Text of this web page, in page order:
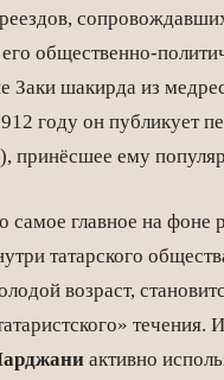
общественно-
Заки шакирда из
году он публикует
принёсшее ему
самое главное на фоне
татарского
возраст,
активно